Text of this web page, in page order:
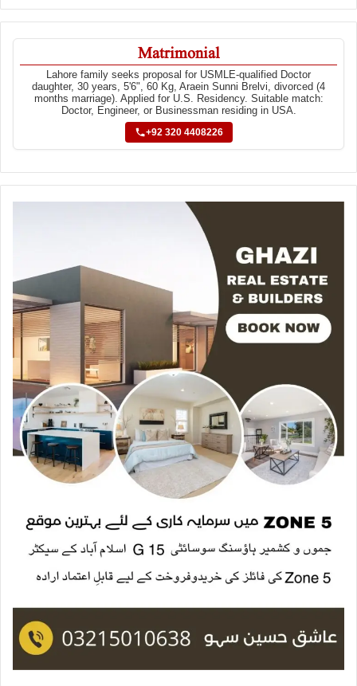
Matrimonial
Lahore family seeks proposal for USMLE-qualified Doctor
daughter, 30 years, 5'6", 60 Kg, Araein Sunni Brelvi, divorced (4
months marriage). Applied for U.S. Residency. Suitable match:
Doctor, Engineer, or Businessman residing in USA.
+92 320 4408226